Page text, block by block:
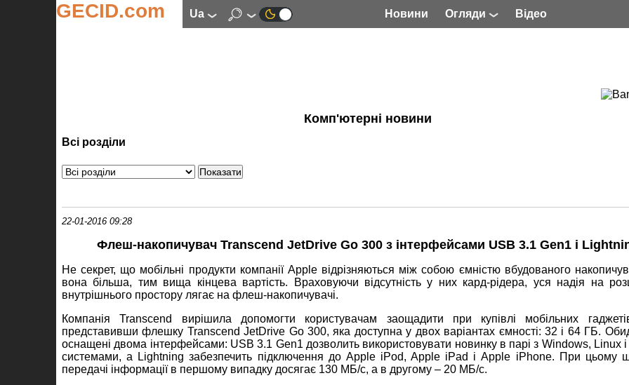
GECID.com ua Новини Огляди Відео
Комп'ютерні новини
Всі розділи
22-01-2016 09:28
Флеш-накопичувач Transcend JetDrive Go 300 з інтерфейсами USB 3.1 Gen1 і
Не секрет, що мобільні продукти компанії Apple відрізняються між собою ємністю вбудованого
вона більша, тим вища кінцева вартість. Враховуючи відсутність у них кард-рідера, уся надія на
внутрішнього простору лягає на флеш-накопичувачі.
Компанія Transcend вирішила допомогти користувачам заощадити при купівлі мобільних
представивши флешку Transcend JetDrive Go 300, яка доступна у двох варіантах ємності: 32 і 64 ГБ.
оснащені двома інтерфейсами: USB 3.1 Gen1 дозволить використовувати новинку в парі з Windows, Linux
системами, а Lightning забезпечить підключення до Apple iPod, Apple iPad і Apple iPhone. При цьому
передачі інформації в першому випадку досягає 130 МБ/с, а в другому – 20 МБ/с.